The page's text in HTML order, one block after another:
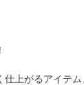
上がるアイテム